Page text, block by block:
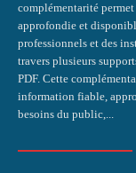
complémentarité
approfondie et
professionnels et des
travers plusieurs
PDF. Cette
information fiable,
besoins du public,...